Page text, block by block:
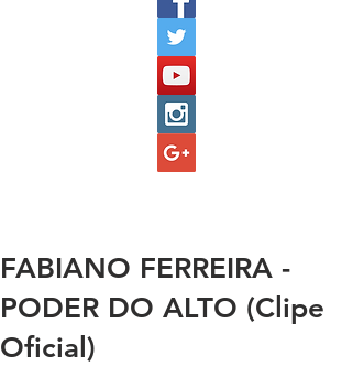
FABIANO FERREIRA -
PODER DO ALTO (Clipe
Oficial)